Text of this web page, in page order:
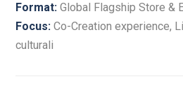
Format: Global Flagship Store &
Focus: Co-Creation experience,
culturali